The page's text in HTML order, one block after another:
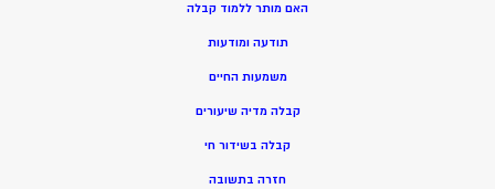
האם מותר ללמוד קבלה
תודעה ומודעות
משמעות החיים
קבלה מדיה שיעורים
קבלה בשידור חי
חזרה בתשובה